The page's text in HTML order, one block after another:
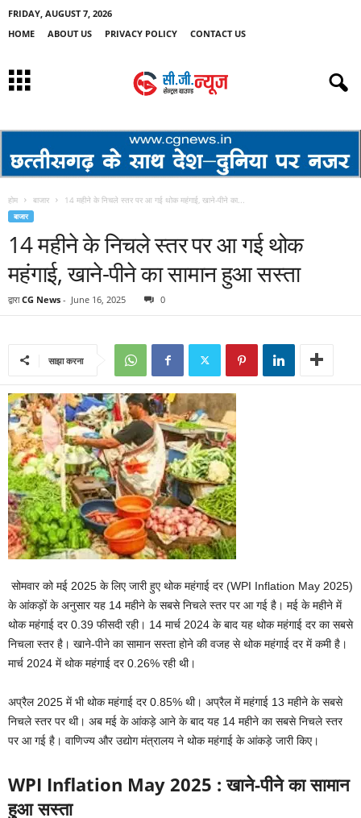
FRIDAY, AUGUST 7, 2026
HOME
ABOUT US PRIVACY POLICY CONTACT US
होम बाजार 14 महीने के निचले स्तर पर आ गई थोक महंगाई, खाने-पीने का...
बाजार
14 महीने के निचले स्तर पर आ गई थोक
महंगाई, खाने-पीने का सामान हुआ सस्ता
द्वारा CG News - June 16, 2025 0
साझा करना
सोमवार को मई 2025 के लिए जारी हुए थोक महंगाई दर (WPI Inflation May 2025)
के आंकड़ों के अनुसार यह 14 महीने के सबसे निचले स्तर पर आ गई है। मई के महीने में
थोक महंगाई दर 0.39 फीसदी रही। 14 मार्च 2024 के बाद यह थोक महंगाई दर का सबसे
निचला स्तर है। खाने-पीने का सामान सस्ता होने की वजह से थोक महंगाई दर में कमी है।
मार्च 2024 में थोक महंगाई दर 0.26% रही थी।
अप्रैल 2025 में भी थोक महंगाई दर 0.85% थी। अप्रैल में महंगाई 13 महीने के सबसे
निचले स्तर पर थी। अब मई के आंकड़े आने के बाद यह 14 महीने का सबसे निचले स्तर
पर आ गई है। वाणिज्य और उद्योग मंत्रालय ने थोक महंगाई के आंकड़े जारी किए।
WPI Inflation May 2025 : खाने-पीने का सामान
हुआ सस्ता